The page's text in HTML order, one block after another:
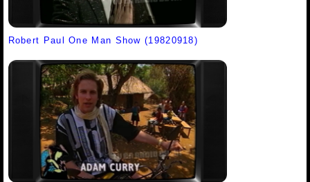
Robert Paul One Man Show (19820918)